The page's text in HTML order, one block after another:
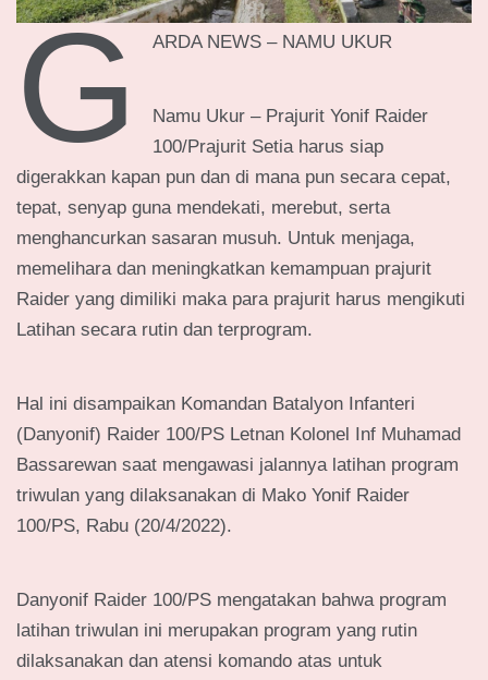
G ARDA NEWS – NAMU UKUR
Namu Ukur – Prajurit Yonif Raider
100/Prajurit Setia harus siap
digerakkan kapan pun dan di mana pun secara cepat,
tepat, senyap guna mendekati, merebut, serta
menghancurkan sasaran musuh. Untuk menjaga,
memelihara dan meningkatkan kemampuan prajurit
Raider yang dimiliki maka para prajurit harus mengikuti
Latihan secara rutin dan terprogram.
Hal ini disampaikan Komandan Batalyon Infanteri
(Danyonif) Raider 100/PS Letnan Kolonel Inf Muhamad
Bassarewan saat mengawasi jalannya latihan program
triwulan yang dilaksanakan di Mako Yonif Raider
100/PS, Rabu (20/4/2022).
Danyonif Raider 100/PS mengatakan bahwa program
latihan triwulan ini merupakan program yang rutin
dilaksanakan dan atensi komando atas untuk